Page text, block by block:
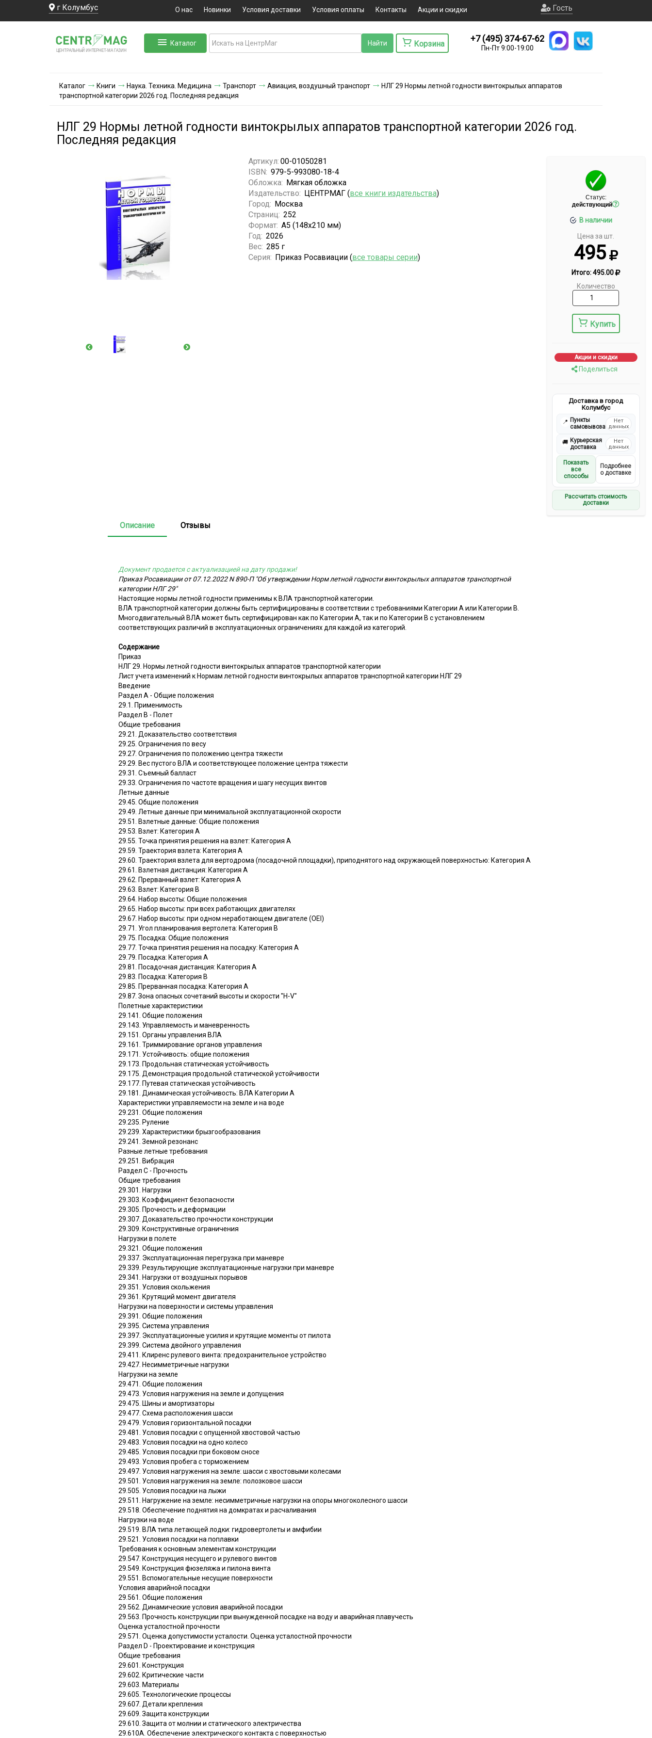
г Колумбус О нас Новинки Условия доставки Условия оплаты Контакты Акции и скидки Гость
ЦЕНТРАЛЬНЫЙ ИНТЕРНЕТ-МА ГАЗИН
Каталог Корзина
+7 (495) 374-67-62
Пн-Пт 9:00-19:00
Каталог Книги Наука. Техника. Медицина Транспорт Авиация, воздушный транспорт
НЛГ 29 Нормы летной годности винтокрылых аппаратов
транспортной категории 2026 год. Последняя редакция
НЛГ 29 Нормы летной годности винтокрылых аппаратов транспортной категории 2026 год.
Последняя редакция
Статус:
действующий
В наличии
Цена за шт.
495
Итого:495.00
Количество
Купить
Акции и скидки
Поделиться
Доставка в город
Колумбус
📍 Пункты
самовывоза
Нет
данных
🚚 Курьерская
доставка
Нет
данных
Показать
все
способы
Подробнее
о доставке
Рассчитать стоимость
доставки
Артикул: 00-01050281
ISBN: 979-5-993080-18-4
Обложка: Мягкая обложка
Издательство: ЦЕНТРМАГ (все книги издательства)
Город: Москва
Страниц: 252
Формат: А5 (148x210 мм)
Год: 2026
Вес: 285 г
Серия: Приказ Росавиации (все товары серии)
Описание Отзывы
Документ продается с актуализацией на дату продажи!
Приказ Росавиации от 07.12.2022 N 890-П "Об утверждении Норм летной годности винтокрылых аппаратов транспортной
категории НЛГ 29"
Настоящие нормы летной годности применимы к ВЛА транспортной категории.
ВЛА транспортной категории должны быть сертифицированы в соответствии с требованиями Категории A или Категории B.
Многодвигательный ВЛА может быть сертифицирован как по Категории A, так и по Категории B с установлением
соответствующих различий в эксплуатационных ограничениях для каждой из категорий.
Содержание
Приказ
НЛГ 29. Нормы летной годности винтокрылых аппаратов транспортной категории
Лист учета изменений к Нормам летной годности винтокрылых аппаратов транспортной категории НЛГ 29
Введение
Раздел A - Общие положения
29.1. Применимость
Раздел B - Полет
Общие требования
29.21. Доказательство соответствия
29.25. Ограничения по весу
29.27. Ограничения по положению центра тяжести
29.29. Вес пустого ВЛА и соответствующее положение центра тяжести
29.31. Съемный балласт
29.33. Ограничения по частоте вращения и шагу несущих винтов
Летные данные
29.45. Общие положения
29.49. Летные данные при минимальной эксплуатационной скорости
29.51. Взлетные данные: Общие положения
29.53. Взлет: Категория A
29.55. Точка принятия решения на взлет: Категория A
29.59. Траектория взлета: Категория A
29.60. Траектория взлета для вертодрома (посадочной площадки), приподнятого над окружающей поверхностью: Категория A
29.61. Взлетная дистанция: Категория A
29.62. Прерванный взлет: Категория A
29.63. Взлет: Категория B
29.64. Набор высоты: Общие положения
29.65. Набор высоты: при всех работающих двигателях
29.67. Набор высоты: при одном неработающем двигателе (OEI)
29.71. Угол планирования вертолета: Категория B
29.75. Посадка: Общие положения
29.77. Точка принятия решения на посадку: Категория A
29.79. Посадка: Категория A
29.81. Посадочная дистанция: Категория A
29.83. Посадка: Категория B
29.85. Прерванная посадка: Категория A
29.87. Зона опасных сочетаний высоты и скорости "H-V"
Полетные характеристики
29.141. Общие положения
29.143. Управляемость и маневренность
29.151. Органы управления ВЛА
29.161. Триммирование органов управления
29.171. Устойчивость: общие положения
29.173. Продольная статическая устойчивость
29.175. Демонстрация продольной статической устойчивости
29.177. Путевая статическая устойчивость
29.181. Динамическая устойчивость: ВЛА Категории A
Характеристики управляемости на земле и на воде
29.231. Общие положения
29.235. Руление
29.239. Характеристики брызгообразования
29.241. Земной резонанс
Разные летные требования
29.251. Вибрация
Раздел C - Прочность
Общие требования
29.301. Нагрузки
29.303. Коэффициент безопасности
29.305. Прочность и деформации
29.307. Доказательство прочности конструкции
29.309. Конструктивные ограничения
Нагрузки в полете
29.321. Общие положения
29.337. Эксплуатационная перегрузка при маневре
29.339. Результирующие эксплуатационные нагрузки при маневре
29.341. Нагрузки от воздушных порывов
29.351. Условия скольжения
29.361. Крутящий момент двигателя
Нагрузки на поверхности и системы управления
29.391. Общие положения
29.395. Система управления
29.397. Эксплуатационные усилия и крутящие моменты от пилота
29.399. Система двойного управления
29.411. Клиренс рулевого винта: предохранительное устройство
29.427. Несимметричные нагрузки
Нагрузки на земле
29.471. Общие положения
29.473. Условия нагружения на земле и допущения
29.475. Шины и амортизаторы
29.477. Схема расположения шасси
29.479. Условия горизонтальной посадки
29.481. Условия посадки с опущенной хвостовой частью
29.483. Условия посадки на одно колесо
29.485. Условия посадки при боковом сносе
29.493. Условия пробега с торможением
29.497. Условия нагружения на земле: шасси с хвостовыми колесами
29.501. Условия нагружения на земле: полозковое шасси
29.505. Условия посадки на лыжи
29.511. Нагружение на земле: несимметричные нагрузки на опоры многоколесного шасси
29.518. Обеспечение поднятия на домкратах и расчаливания
Нагрузки на воде
29.519. ВЛА типа летающей лодки: гидровертолеты и амфибии
29.521. Условия посадки на поплавки
Требования к основным элементам конструкции
29.547. Конструкция несущего и рулевого винтов
29.549. Конструкция фюзеляжа и пилона винта
29.551. Вспомогательные несущие поверхности
Условия аварийной посадки
29.561. Общие положения
29.562. Динамические условия аварийной посадки
29.563. Прочность конструкции при вынужденной посадке на воду и аварийная плавучесть
Оценка усталостной прочности
29.571. Оценка допустимости усталости. Оценка усталостной прочности
Раздел D - Проектирование и конструкция
Общие требования
29.601. Конструкция
29.602. Критические части
29.603. Материалы
29.605. Технологические процессы
29.607. Детали крепления
29.609. Защита конструкции
29.610. Защита от молнии и статического электричества
29.610A. Обеспечение электрического контакта с поверхностью